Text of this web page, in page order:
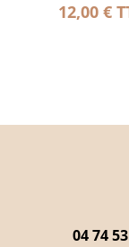
12,00 €
04 74